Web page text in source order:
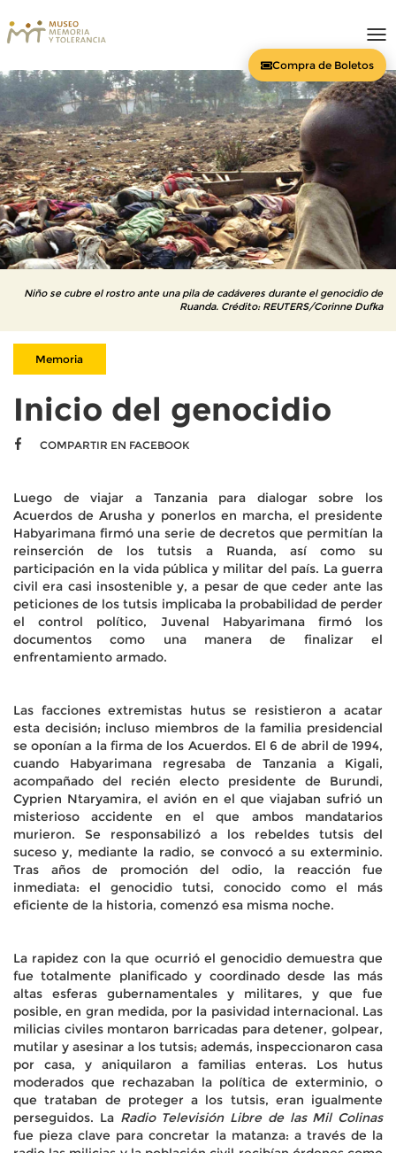
Niño se cubre el rostro ante una pila de cadáveres durante el genocidio de
Ruanda. Crédito: REUTERS/Corinne Dufka
Memoria
Inicio del genocidio
COMPARTIR EN FACEBOOK
Luego de viajar a Tanzania para dialogar sobre los
Acuerdos de Arusha y ponerlos en marcha, el presidente
Habyarimana firmó una serie de decretos que permitían la
reinserción de los tutsis a Ruanda, así como su
participación en la vida pública y militar del país. La guerra
civil era casi insostenible y, a pesar de que ceder ante las
peticiones de los tutsis implicaba la probabilidad de perder
el control político, Juvenal Habyarimana firmó los
documentos como una manera de finalizar el
enfrentamiento armado.
Las facciones extremistas hutus se resistieron a acatar
esta decisión; incluso miembros de la familia presidencial
se oponían a la firma de los Acuerdos. El 6 de abril de 1994,
cuando Habyarimana regresaba de Tanzania a Kigali,
acompañado del recién electo presidente de Burundi,
Cyprien Ntaryamira, el avión en el que viajaban sufrió un
misterioso accidente en el que ambos mandatarios
murieron. Se responsabilizó a los rebeldes tutsis del
suceso y, mediante la radio, se convocó a su exterminio.
Tras años de promoción del odio, la reacción fue
inmediata: el genocidio tutsi, conocido como el más
eficiente de la historia, comenzó esa misma noche.
La rapidez con la que ocurrió el genocidio demuestra que
fue totalmente planificado y coordinado desde las más
altas esferas gubernamentales y militares, y que fue
posible, en gran medida, por la pasividad internacional. Las
milicias civiles montaron barricadas para detener, golpear,
mutilar y asesinar a los tutsis; además, inspeccionaron casa
por casa, y aniquilaron a familias enteras. Los hutus
moderados que rechazaban la política de exterminio, o
que trataban de proteger a los tutsis, eran igualmente
perseguidos. La Radio Televisión Libre de las Mil Colinas
fue pieza clave para concretar la matanza: a través de la
Compra de Boletos